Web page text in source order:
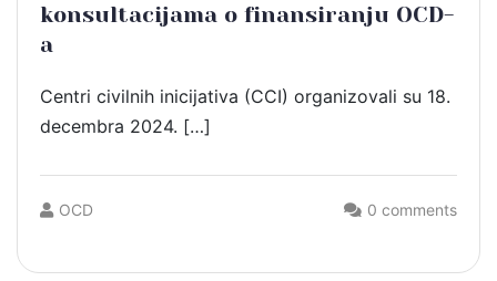
konsultacijama o finansiranju OCD-
a
Centri civilnih inicijativa (CCI) organizovali su 18.
decembra 2024. […]
OCD 0 comments